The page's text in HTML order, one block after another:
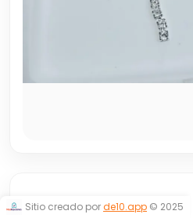
LUNEA FIESTA
Sitio creado porde10.app © 2025